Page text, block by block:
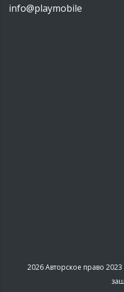
info@playmobile
2026Авторское право